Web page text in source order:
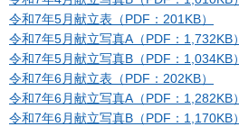
令和7年5月献立表（PDF：201KB）
令和7年5月献立写真A（PDF：1,732KB）
令和7年5月献立写真B（PDF：1,034KB）
令和7年6月献立表（PDF：202KB）
令和7年6月献立写真A（PDF：1,282KB）
令和7年6月献立写真B（PDF：1,170KB）